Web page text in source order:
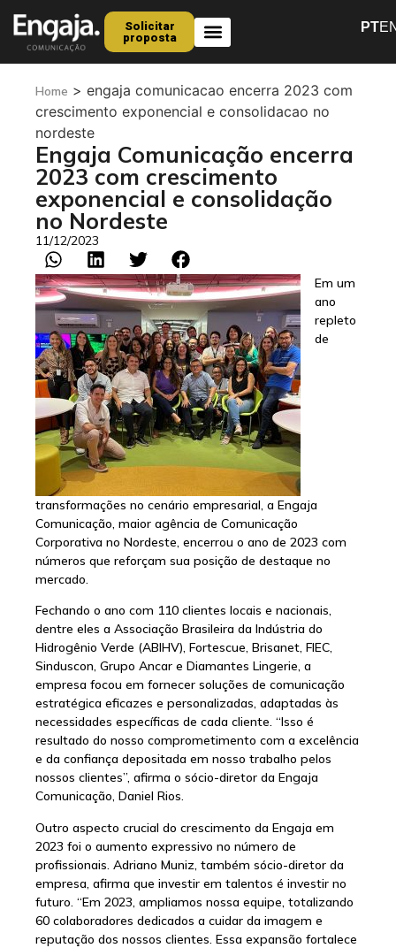
Solicitar
proposta
PT
Home >engaja comunicacao encerra 2023 com
crescimento exponencial e consolidacao no
nordeste
Engaja Comunicação encerra
2023 com crescimento
exponencial e consolidação
no Nordeste
11/12/2023
Em um
ano
repleto
de
transformações no cenário empresarial, a Engaja
Comunicação, maior agência de Comunicação
Corporativa no Nordeste, encerrou o ano de 2023 com
números que reforçam sua posição de destaque no
mercado.
Fechando o ano com 110 clientes locais e nacionais,
dentre eles a Associação Brasileira da Indústria do
Hidrogênio Verde (ABIHV), Fortescue, Brisanet, FIEC,
Sinduscon, Grupo Ancar e Diamantes Lingerie, a
empresa focou em fornecer soluções de comunicação
estratégica eficazes e personalizadas, adaptadas às
necessidades específicas de cada cliente. “Isso é
resultado do nosso comprometimento com a excelência
e da confiança depositada em nosso trabalho pelos
nossos clientes”, afirma o sócio-diretor da Engaja
Comunicação, Daniel Rios.
Outro aspecto crucial do crescimento da Engaja em
2023 foi o aumento expressivo no número de
profissionais. Adriano Muniz, também sócio-diretor da
empresa, afirma que investir em talentos é investir no
futuro. “Em 2023, ampliamos nossa equipe, totalizando
60 colaboradores dedicados a cuidar da imagem e
reputação dos nossos clientes. Essa expansão fortalece